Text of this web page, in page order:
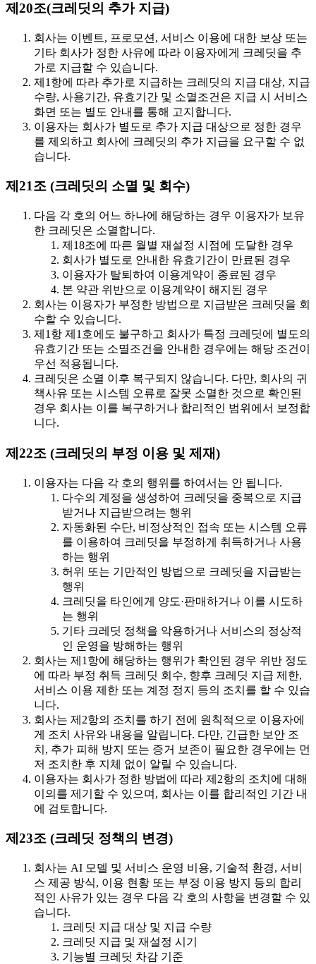
제20조(크레딧의 추가 지급)
회사는 이벤트, 프로모션, 서비스 이용에 대한 보상 또는
기타 회사가 정한 사유에 따라 이용자에게 크레딧을 추
가로 지급할 수 있습니다.
제1항에 따라 추가로 지급하는 크레딧의 지급 대상, 지급
수량, 사용기간, 유효기간 및 소멸조건은 지급 시 서비스
화면 또는 별도 안내를 통해 고지합니다.
이용자는 회사가 별도로 추가 지급 대상으로 정한 경우
를 제외하고 회사에 크레딧의 추가 지급을 요구할 수 없
습니다.
제21조 (크레딧의 소멸 및 회수)
다음 각 호의 어느 하나에 해당하는 경우 이용자가 보유
한 크레딧은 소멸합니다.
제18조에 따른 월별 재설정 시점에 도달한 경우
회사가 별도로 안내한 유효기간이 만료된 경우
이용자가 탈퇴하여 이용계약이 종료된 경우
본 약관 위반으로 이용계약이 해지된 경우
회사는 이용자가 부정한 방법으로 지급받은 크레딧을 회
수할 수 있습니다.
제1항 제1호에도 불구하고 회사가 특정 크레딧에 별도의
유효기간 또는 소멸조건을 안내한 경우에는 해당 조건이
우선 적용됩니다.
크레딧은 소멸 이후 복구되지 않습니다. 다만, 회사의 귀
책사유 또는 시스템 오류로 잘못 소멸한 것으로 확인된
경우 회사는 이를 복구하거나 합리적인 범위에서 보정합
니다.
제22조 (크레딧의 부정 이용 및 제재)
이용자는 다음 각 호의 행위를 하여서는 안 됩니다.
다수의 계정을 생성하여 크레딧을 중복으로 지급
받거나 지급받으려는 행위
자동화된 수단, 비정상적인 접속 또는 시스템 오류
를 이용하여 크레딧을 부정하게 취득하거나 사용
하는 행위
허위 또는 기만적인 방법으로 크레딧을 지급받는
행위
크레딧을 타인에게 양도·판매하거나 이를 시도하
는 행위
기타 크레딧 정책을 악용하거나 서비스의 정상적
인 운영을 방해하는 행위
회사는 제1항에 해당하는 행위가 확인된 경우 위반 정도
에 따라 부정 취득 크레딧 회수, 향후 크레딧 지급 제한,
서비스 이용 제한 또는 계정 정지 등의 조치를 할 수 있습
니다.
회사는 제2항의 조치를 하기 전에 원칙적으로 이용자에
게 조치 사유와 내용을 알립니다. 다만, 긴급한 보안 조
치, 추가 피해 방지 또는 증거 보존이 필요한 경우에는 먼
저 조치한 후 지체 없이 알릴 수 있습니다.
이용자는 회사가 정한 방법에 따라 제2항의 조치에 대해
이의를 제기할 수 있으며, 회사는 이를 합리적인 기간 내
에 검토합니다.
제23조 (크레딧 정책의 변경)
회사는 AI 모델 및 서비스 운영 비용, 기술적 환경, 서비
스 제공 방식, 이용 현황 또는 부정 이용 방지 등의 합리
적인 사유가 있는 경우 다음 각 호의 사항을 변경할 수 있
습니다.
크레딧 지급 대상 및 지급 수량
크레딧 지급 및 재설정 시기
기능별 크레딧 차감 기준